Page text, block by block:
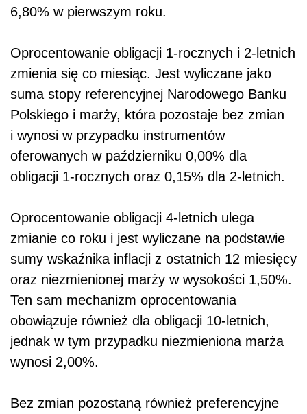
6,80% w pierwszym roku.
Oprocentowanie obligacji 1-rocznych i 2-letnich
zmienia się co miesiąc. Jest wyliczane jako
suma stopy referencyjnej Narodowego Banku
Polskiego i marży, która pozostaje bez zmian
i wynosi w przypadku instrumentów
oferowanych w październiku 0,00% dla
obligacji 1-rocznych oraz 0,15% dla 2-letnich.
Oprocentowanie obligacji 4-letnich ulega
zmianie co roku i jest wyliczane na podstawie
sumy wskaźnika inflacji z ostatnich 12 miesięcy
oraz niezmienionej marży w wysokości 1,50%.
Ten sam mechanizm oprocentowania
obowiązuje również dla obligacji 10-letnich,
jednak w tym przypadku niezmieniona marża
wynosi 2,00%.
Bez zmian pozostaną również preferencyjne